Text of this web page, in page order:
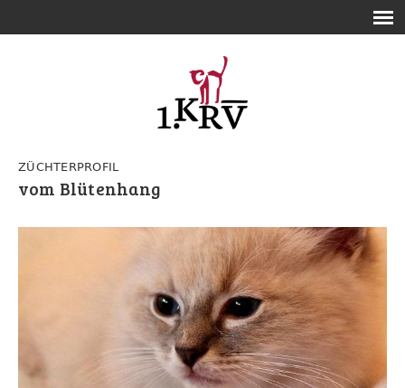
ZÜCHTERPROFIL
vom Blütenhang